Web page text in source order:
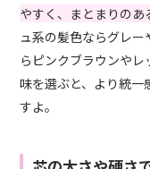
やすく、まとまりのあ
ュ系の髪色ならグレ
らピンクブラウンや
味を選ぶと、より統一
すよ。